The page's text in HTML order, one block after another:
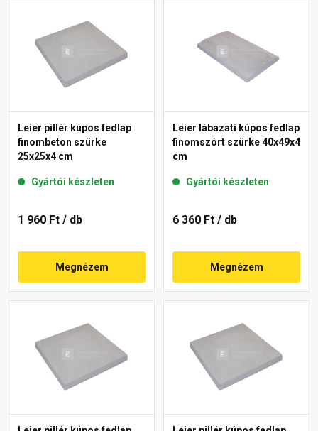
Leier pillér kúpos fedlap
finombeton szürke
25x25x4 cm
Gyártói készleten
1 960 Ft / db
Megnézem
Leier lábazati kúpos fedlap
finomszórt szürke 40x49x4
cm
Gyártói készleten
6 360 Ft / db
Megnézem